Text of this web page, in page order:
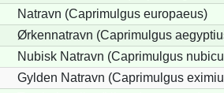
Natravn (Caprimulgus europaeus)
Ørkennatravn (Caprimulgus
Nubisk Natravn (Caprimulgus
Gylden Natravn (Caprimulgus